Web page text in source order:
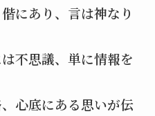
にあり、言は神なり
不思議、単に情報を
心底にある思いが伝